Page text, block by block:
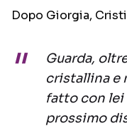
Dopo Giorgia,
Guarda,
cristallina e
fatto con lei
prossimo